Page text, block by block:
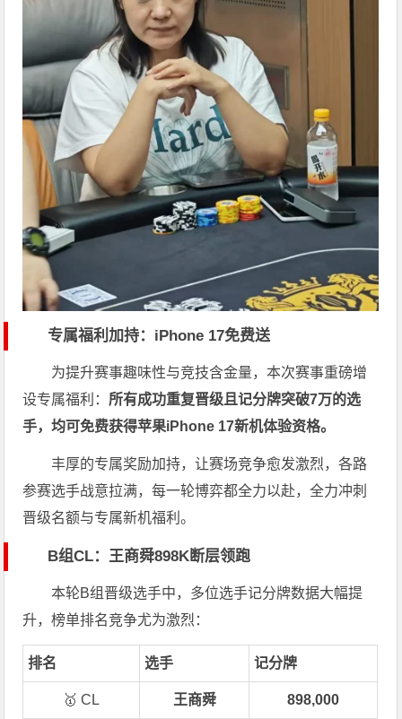
专属福利加持：iPhone 17免费送
为提升赛事趣味性与竞技含金量，本次赛事重磅增
设专属福利： 所有成功重复晋级且记分牌突破7万的选
手，均可免费获得苹果iPhone 17新机体验资格。
丰厚的专属奖励加持，让赛场竞争愈发激烈，各路
参赛选手战意拉满，每一轮博弈都全力以赴，全力冲刺
晋级名额与专属新机福利。
B组CL：王商舜898K断层领跑
本轮B组晋级选手中，多位选手记分牌数据大幅提
升，榜单排名竞争尤为激烈：
排名 选手 记分牌
🥇 CL 王商舜 898,000